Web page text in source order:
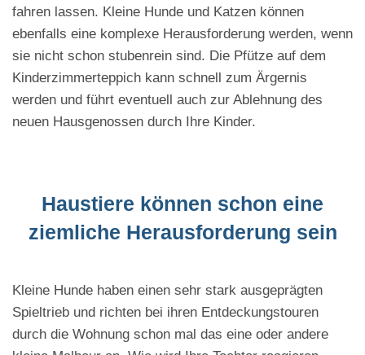
fahren lassen. Kleine Hunde und Katzen können
ebenfalls eine komplexe Herausforderung werden, wenn
sie nicht schon stubenrein sind. Die Pfütze auf dem
Kinderzimmerteppich kann schnell zum Ärgernis
werden und führt eventuell auch zur Ablehnung des
neuen Hausgenossen durch Ihre Kinder.
Haustiere können schon eine
ziemliche Herausforderung sein
Kleine Hunde haben einen sehr stark ausgeprägten
Spieltrieb und richten bei ihren Entdeckungstouren
durch die Wohnung schon mal das eine oder andere